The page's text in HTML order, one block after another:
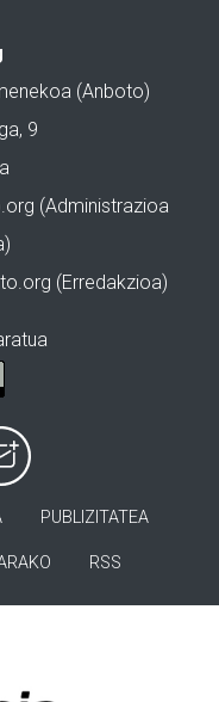
(Anboto)
9
(Administrazioa
(Erredakzioa)
PUBLIZITATEA
RSS